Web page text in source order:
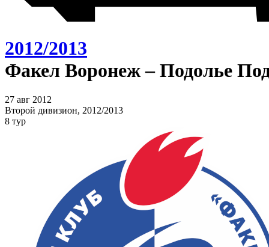
2012/2013
Факел Воронеж – Подолье
27 авг 2012
Второй дивизион, 2012/2013
8 тур